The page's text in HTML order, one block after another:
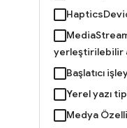
yerleştirilebilir
Başlatıcı
Yerel yazı
Medya